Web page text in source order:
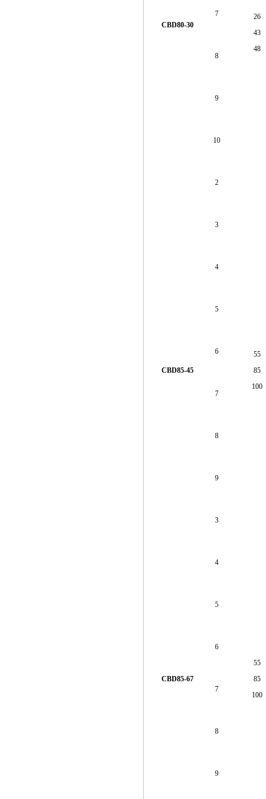
CBD80-30
26
43
48
7
8
9
10
CBD85-45
2
55
85
100
3
4
5
6
7
8
9
CBD85-67
3
55
85
100
4
5
6
7
8
9